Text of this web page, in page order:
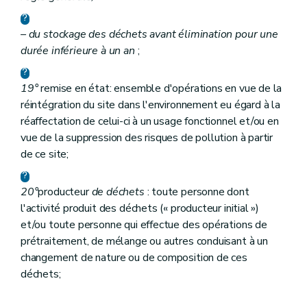
– du stockage des déchets avant élimination pour une
durée inférieure à un an ;
19°remise en état: ensemble d'opérations en vue de la
réintégration du site dans l'environnement eu égard à la
réaffectation de celui-ci à un usage fonctionnel et/ou en
vue de la suppression des risques de pollution à partir
de ce site;
20°producteurde déchets : toute personne dont
l'activité produit des déchets (« producteur initial »)
et/ou toute personne qui effectue des opérations de
prétraitement, de mélange ou autres conduisant à un
changement de nature ou de composition de ces
déchets;